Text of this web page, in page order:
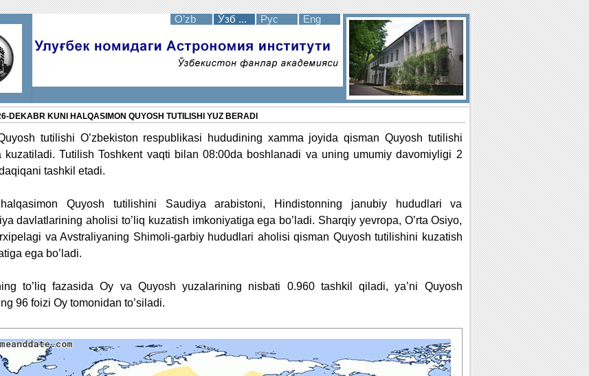
O’zb Ўзб ... Рус Eng
DEKABR KUNI HALQASIMON QUYOSH TUTILISHI YUZ BERADI
tutilishi O’zbekiston respublikasi hududining xamma joyida qisman Quyosh tutilishi
kuzatiladi. Tutilish Toshkent vaqti bilan 08:00da boshlanadi va uning umumiy davomiyligi 2
tashkil etadi.
Quyosh tutilishini Saudiya arabistoni, Hindistonning janubiy hududlari va
davlatlarining aholisi to’liq kuzatish imkoniyatiga ega bo’ladi. Sharqiy yevropa, O’rta Osiyo,
va Avstraliyaning Shimoli-garbiy hududlari aholisi qisman Quyosh tutilishini kuzatish
ega bo’ladi.
to’liq fazasida Oy va Quyosh yuzalarining nisbati 0.960 tashkil qiladi, ya’ni Quyosh
96 foizi Oy tomonidan to’siladi.